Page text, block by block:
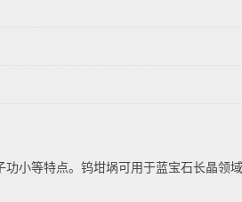
小等特点。钨坩埚可用于蓝宝石长晶领